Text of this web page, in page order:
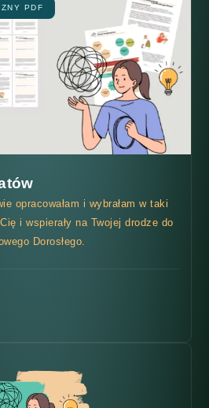
PDF
opracowałam i wybrałam w taki
i wspierały na Twojej drodze do
Dorosłego.